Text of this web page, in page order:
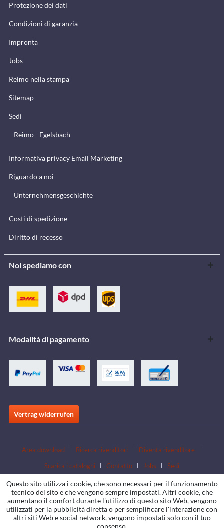
Protezione dei dati
Condizioni di garanzia
Impronta
Jobs
Reimo nella stampa
Sitemap
Sedi
Reimo - Egelsbach
Informativa privacy Email Marketing
Riguardo a noi
Unternehmensgeschichte
Costi di spedizione
Diritto di recesso
Noi spediamo con
Modalità di pagamento
Vertrag widerrufen
Area download Ricerca rivenditori
Diventa rivenditore
Scarica i cataloghi
Contatto Jobs Sedi
Questo sito utilizza i cookie, che sono necessari per il funzionamento
tecnico del sito e che vengono sempre impostati. Altri cookie, che
aumentano il comfort durante l'utilizzo di questo sito Web, vengono
utilizzati per la pubblicità diretta o per semplificare l'interazione con
altri siti Web e social network, vengono impostati solo con il tuo
consenso.